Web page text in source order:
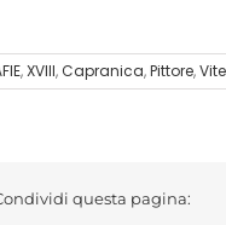
,XVIII,Capranica,Pittore,
questa pagina: